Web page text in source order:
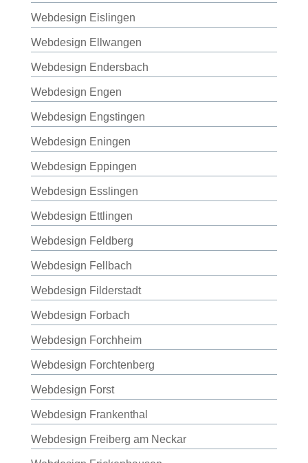
Webdesign Eislingen
Webdesign Ellwangen
Webdesign Endersbach
Webdesign Engen
Webdesign Engstingen
Webdesign Eningen
Webdesign Eppingen
Webdesign Esslingen
Webdesign Ettlingen
Webdesign Feldberg
Webdesign Fellbach
Webdesign Filderstadt
Webdesign Forbach
Webdesign Forchheim
Webdesign Forchtenberg
Webdesign Forst
Webdesign Frankenthal
Webdesign Freiberg am Neckar